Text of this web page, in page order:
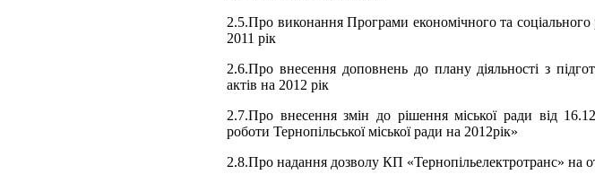
2.5.Про виконання Програми економічного та соціального
2011 рік
2.6.Про внесення доповнень до плану діяльності з
актів на 2012 рік
2.7.Про внесення змін до рішення міської ради від
роботи Тернопільської міської ради на 2012рік»
2.8.Про надання дозволу КП «Тернопільелектротранс» на